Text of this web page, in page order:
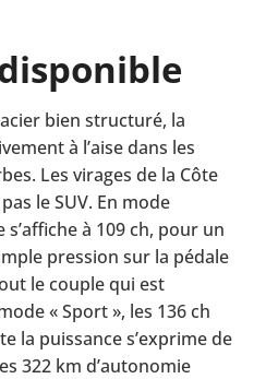
bien structuré, la
à l’aise dans les
Les virages de la Côte
le SUV. En mode
à 109 ch, pour un
pression sur la pédale
le couple qui est
« Sport », les 136 ch
la puissance s’exprime de
322 km d’autonomie